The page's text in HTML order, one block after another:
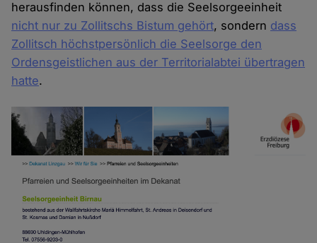
herausfinden können, dass die Seelsorgeeinheit
nicht nur zu Zollitschs Bistum gehört, sondern dass
Zollitsch höchstpersönlich die Seelsorge den
Ordensgeistlichen aus der Territorialabtei übertragen
hatte.